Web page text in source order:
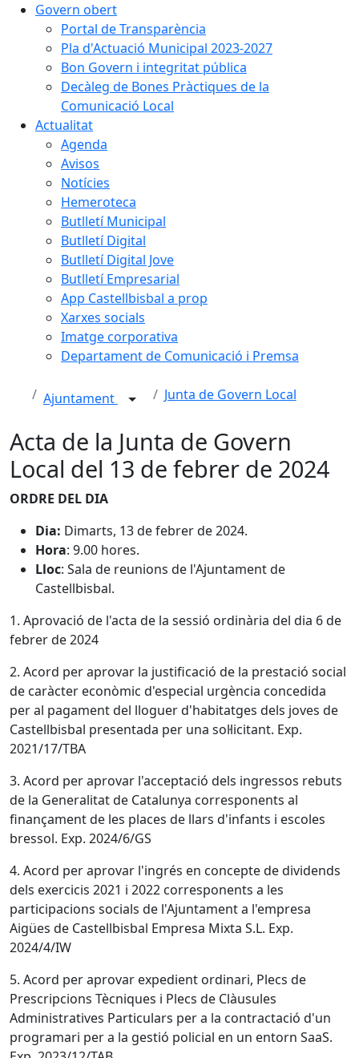
Govern obert
Portal de Transparència
Pla d'Actuació Municipal 2023-2027
Bon Govern i integritat pública
Decàleg de Bones Pràctiques de la
Comunicació Local
Actualitat
Agenda
Avisos
Notícies
Hemeroteca
Butlletí Municipal
Butlletí Digital
Butlletí Digital Jove
Butlletí Empresarial
App Castellbisbal a prop
Xarxes socials
Imatge corporativa
Departament de Comunicació i Premsa
Ajuntament Junta de Govern Local
Acta de la Junta de Govern
Local del 13 de febrer de 2024
ORDRE DEL DIA
Dia: Dimarts, 13 de febrer de 2024.
Hora: 9.00 hores.
Lloc: Sala de reunions de l'Ajuntament de
Castellbisbal.
1. Aprovació de l'acta de la sessió ordinària del dia 6 de
febrer de 2024
2. Acord per aprovar la justificació de la prestació social
de caràcter econòmic d'especial urgència concedida
per al pagament del lloguer d'habitatges dels joves de
Castellbisbal presentada per una sol·licitant. Exp.
2021/17/TBA
3. Acord per aprovar l'acceptació dels ingressos rebuts
de la Generalitat de Catalunya corresponents al
finançament de les places de llars d'infants i escoles
bressol. Exp. 2024/6/GS
4. Acord per aprovar l'ingrés en concepte de dividends
dels exercicis 2021 i 2022 corresponents a les
participacions socials de l'Ajuntament a l'empresa
Aigües de Castellbisbal Empresa Mixta S.L. Exp.
2024/4/IW
5. Acord per aprovar expedient ordinari, Plecs de
Prescripcions Tècniques i Plecs de Clàusules
Administratives Particulars per a la contractació d'un
programari per a la gestió policial en un entorn SaaS.